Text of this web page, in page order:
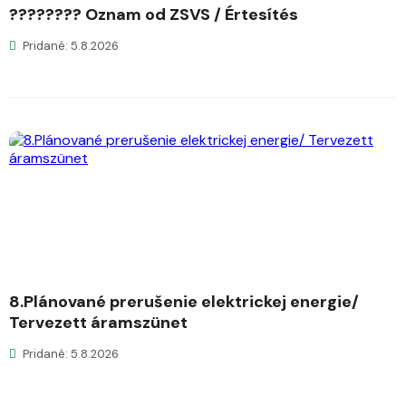
???????? Oznam od ZSVS / Értesítés
Pridané: 5.8.2026
8.Plánované prerušenie elektrickej energie/
Tervezett áramszünet
Pridané: 5.8.2026